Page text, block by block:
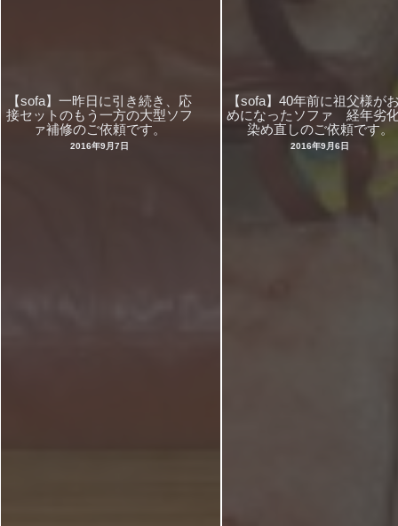
【sofa】一昨日に引き続き、応
接セットのもう一方の大型ソフ
ァ補修のご依頼です。
2016年9月7日
【sofa】40年前に祖父様が
めになったソファ 経年劣
染め直しのご依頼です。
2016年9月6日